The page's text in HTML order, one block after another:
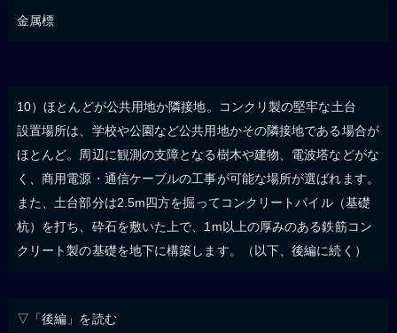
金属標
10）ほとんどが公共用地か隣接地。コンクリ製の堅牢な土台
設置場所は、学校や公園など公共用地かその隣接地である場合が
ほとんど。周辺に観測の支障となる樹木や建物、電波塔などがな
く、商用電源・通信ケーブルの工事が可能な場所が選ばれます。
また、土台部分は2.5m四方を掘ってコンクリートパイル（基礎
杭）を打ち、砕石を敷いた上で、1m以上の厚みのある鉄筋コン
クリート製の基礎を地下に構築します。（以下、後編に続く）
▽「後編」を読む